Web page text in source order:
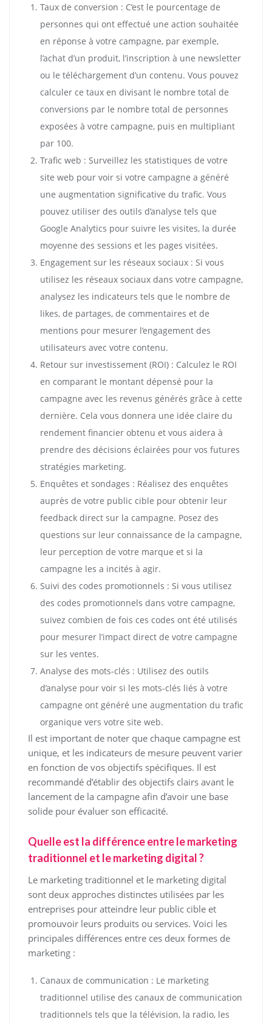
Taux de conversion : C’est le pourcentage de
personnes qui ont effectué une action souhaitée
en réponse à votre campagne, par exemple,
l’achat d’un produit, l’inscription à une newsletter
ou le téléchargement d’un contenu. Vous pouvez
calculer ce taux en divisant le nombre total de
conversions par le nombre total de personnes
exposées à votre campagne, puis en multipliant
par 100.
Trafic web : Surveillez les statistiques de votre
site web pour voir si votre campagne a généré
une augmentation significative du trafic. Vous
pouvez utiliser des outils d’analyse tels que
Google Analytics pour suivre les visites, la durée
moyenne des sessions et les pages visitées.
Engagement sur les réseaux sociaux : Si vous
utilisez les réseaux sociaux dans votre campagne,
analysez les indicateurs tels que le nombre de
likes, de partages, de commentaires et de
mentions pour mesurer l’engagement des
utilisateurs avec votre contenu.
Retour sur investissement (ROI) : Calculez le ROI
en comparant le montant dépensé pour la
campagne avec les revenus générés grâce à cette
dernière. Cela vous donnera une idée claire du
rendement financier obtenu et vous aidera à
prendre des décisions éclairées pour vos futures
stratégies marketing.
Enquêtes et sondages : Réalisez des enquêtes
auprès de votre public cible pour obtenir leur
feedback direct sur la campagne. Posez des
questions sur leur connaissance de la campagne,
leur perception de votre marque et si la
campagne les a incités à agir.
Suivi des codes promotionnels : Si vous utilisez
des codes promotionnels dans votre campagne,
suivez combien de fois ces codes ont été utilisés
pour mesurer l’impact direct de votre campagne
sur les ventes.
Analyse des mots-clés : Utilisez des outils
d’analyse pour voir si les mots-clés liés à votre
campagne ont généré une augmentation du trafic
organique vers votre site web.
Il est important de noter que chaque campagne est
unique, et les indicateurs de mesure peuvent varier
en fonction de vos objectifs spécifiques. Il est
recommandé d’établir des objectifs clairs avant le
lancement de la campagne afin d’avoir une base
solide pour évaluer son efficacité.
Quelle est la différence entre le marketing
traditionnel et le marketing digital ?
Le marketing traditionnel et le marketing digital
sont deux approches distinctes utilisées par les
entreprises pour atteindre leur public cible et
promouvoir leurs produits ou services. Voici les
principales différences entre ces deux formes de
marketing :
Canaux de communication : Le marketing
traditionnel utilise des canaux de communication
traditionnels tels que la télévision, la radio, les